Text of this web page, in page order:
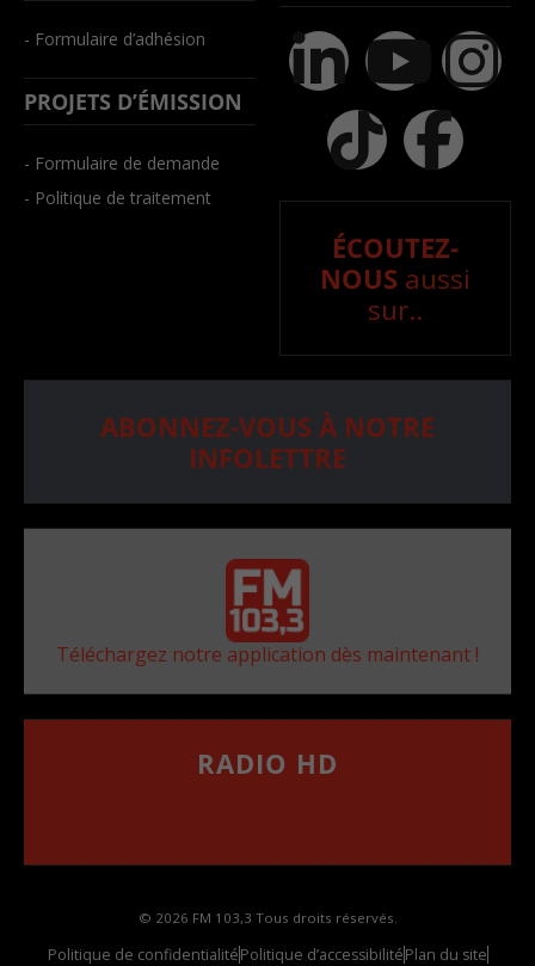
- Formulaire d’adhésion
PROJETS D’ÉMISSION
- Formulaire de demande
- Politique de traitement
ÉCOUTEZ-
NOUS aussi
sur..
ABONNEZ-VOUS À NOTRE
INFOLETTRE
Téléchargez notre application dès maintenant !
RADIO HD
© 2026 FM 103,3 Tous droits réservés.
Politique de confidentialitéPolitique d’accessibilitéPlan du site